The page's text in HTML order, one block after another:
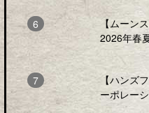
【ムーン
2026年春
【ハンズ
ーポレー